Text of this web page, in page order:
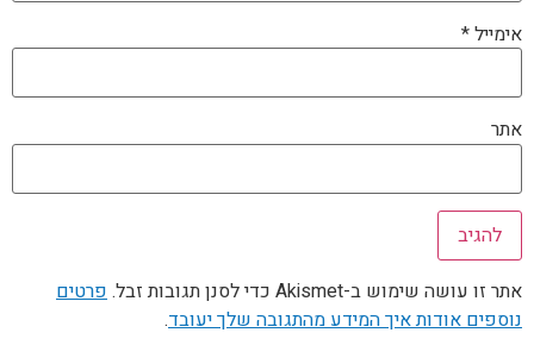
אימייל*
אתר
אתר זו עושה שימוש ב-Akismet כדי לסנן תגובות זבל.
פרטים
נוספים אודות איך המידע מהתגובה שלך יעובד.